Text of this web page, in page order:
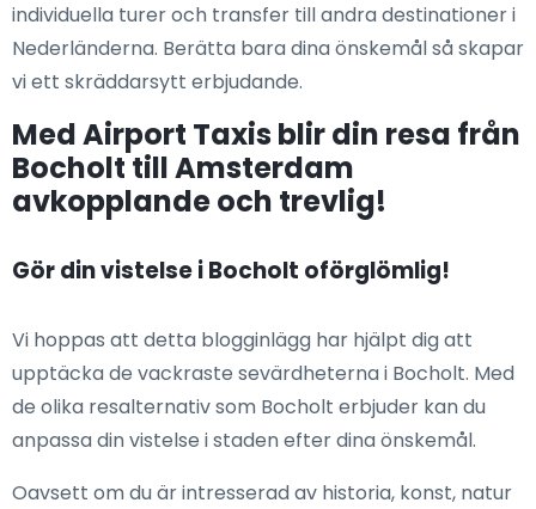
individuella turer och transfer till andra destinationer i
Nederländerna. Berätta bara dina önskemål så skapar
vi ett skräddarsytt erbjudande.
Med Airport Taxis blir din resa från
Bocholt till Amsterdam
avkopplande och trevlig!
Gör din vistelse i Bocholt oförglömlig!
Vi hoppas att detta blogginlägg har hjälpt dig att
upptäcka de vackraste sevärdheterna i Bocholt. Med
de olika resalternativ som Bocholt erbjuder kan du
anpassa din vistelse i staden efter dina önskemål.
Oavsett om du är intresserad av historia, konst, natur